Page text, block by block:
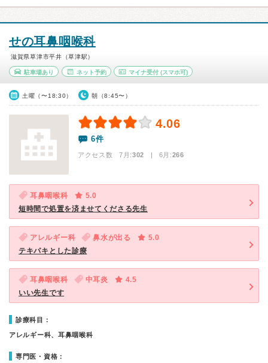
せの耳鼻咽喉科
滋賀県草津市平井（草津駅）
駐車場あり ネット予約 マイナ受付 (スマホ可)
土曜（〜18:30） 朝（8:45〜）
4.06
6件
アクセス数 7月:302 | 6月:266
耳鼻咽喉科
5.0
短時間で処置を済ませてくださる先生
アレルギー科 鼻水が出る
5.0
テキパキとした診療
耳鼻咽喉科 中耳炎
4.5
いい先生です
診療科目：
アレルギー科、耳鼻咽喉科
専門医・資格：